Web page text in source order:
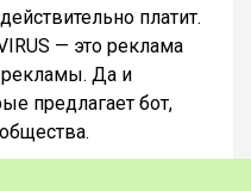
платит.
— это реклама
Да и
предлагает бот,